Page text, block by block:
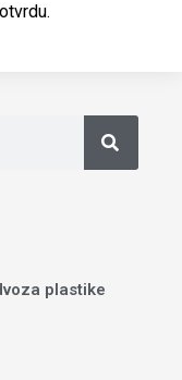
plastike